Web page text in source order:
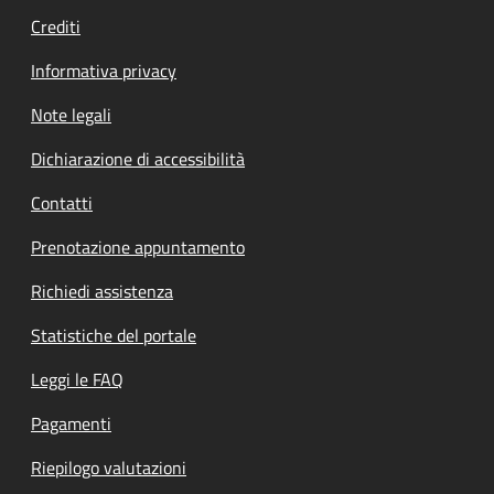
Crediti
Informativa privacy
Note legali
Dichiarazione di accessibilità
Contatti
Prenotazione appuntamento
Richiedi assistenza
Statistiche del portale
Leggi le FAQ
Pagamenti
Riepilogo valutazioni